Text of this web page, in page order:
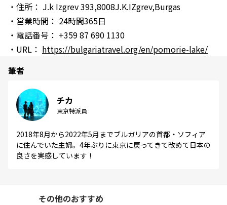
・住所： J.k Izgrev 393,8008J.K.IZgrev,Burgas
・営業時間： 24時間365日
・電話番号： +359 87 690 1130
・URL： https://bulgariatravel.org/en/pomorie-lake/
筆者
チカ
東京特派員
2018年8月から2022年5月までブルガリアの首都・ソフィア
に住んでいた主婦。4年ぶりに東京に戻ってきて改めて日本の
良さを実感しています！
その他のおすすめ